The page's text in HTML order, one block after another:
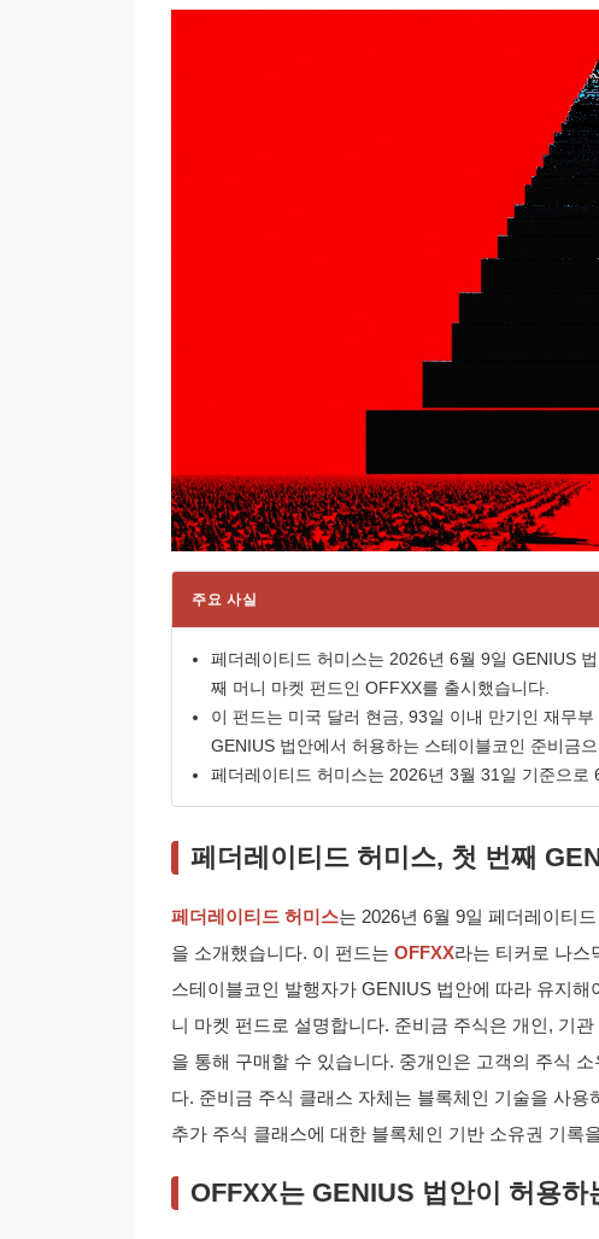
주요 사실
페더레이티드 허미스는 2026년 6월 9일 GENIUS
째 머니 마켓 펀드인 OFFXX를 출시했습니다.
이 펀드는 미국 달러 현금, 93일 이내 만기인 재무
GENIUS 법안에서 허용하는 스테이블코인 준비금
페더레이티드 허미스는 2026년 3월 31일 기준으로
페더레이티드 허미스, 첫 번째
페더레이티드 허미스는 2026년 6월 9일 페더레이티
을 소개했습니다. 이 펀드는 OFFXX라는 티커로 나스
스테이블코인 발행자가 GENIUS 법안에 따라 유지
니 마켓 펀드로 설명합니다. 준비금 주식은 개인, 기
을 통해 구매할 수 있습니다. 중개인은 고객의 주식
다. 준비금 주식 클래스 자체는 블록체인 기술을 사
추가 주식 클래스에 대한 블록체인 기반 소유권 기록
OFFXX는 GENIUS 법안이 허용